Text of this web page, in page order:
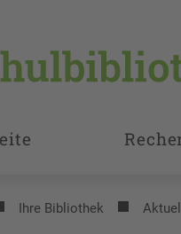
Ihre Bibliothek